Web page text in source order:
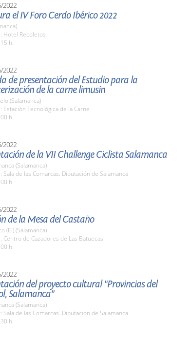
2022
el IV Foro Cerdo Ibérico 2022
Hotel Recoletos
h.
2022
de presentación del Estudio para la
de la carne limusín
(Salamanca)
Estación Tecnológica de la Carne
h.
2022
de la VII Challenge Ciclista Salamanca
(Salamanca)
Sala de las Comarcas. Diputación de Salamanca
h.
2022
de la Mesa del Castaño
(El) (Salamanca)
Centro de Cazadores de Las Batuecas
h.
2022
del proyecto cultural "Provincias del
Salamanca"
(Salamanca)
Sala de las Comarcas. Diputación de Salamanca.
h.